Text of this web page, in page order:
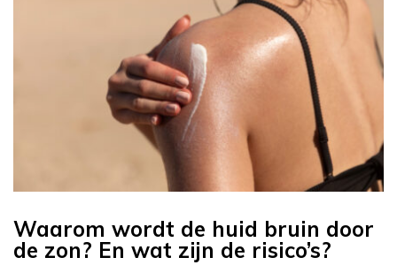
Waarom wordt de huid bruin door
de zon? En wat zijn de risico’s?